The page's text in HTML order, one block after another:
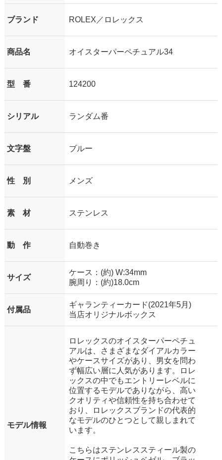
ブランド ROLEX／ロレックス
商品名 オイスターパーペチュアル34
型 番 124200
シリアル ランダム番
文字盤 ブルー
性 別 メンズ
素 材 ステンレス
動 作 自動巻き
サイズ
ケース：(約) W:34mm
腕周り：(約)18.0cm
付属品
ギャランティーカード(2021年5月)
当店オリジナルボックス
モデル情報
ロレックスのオイスターパーペチュ
アルは、さまざまなダイアルカラー
やケースサイズがあり、男女を問わ
ず幅広い層に人気があります。ロレ
ックスの中でもエントリーレベルに
位置するモデルでありながら、高い
クオリティや信頼性を持ち合わせて
おり、ロレックスブランドの代表的
なモデルのひとつとして親しまれて
います。
こちらはステンレススティール製の